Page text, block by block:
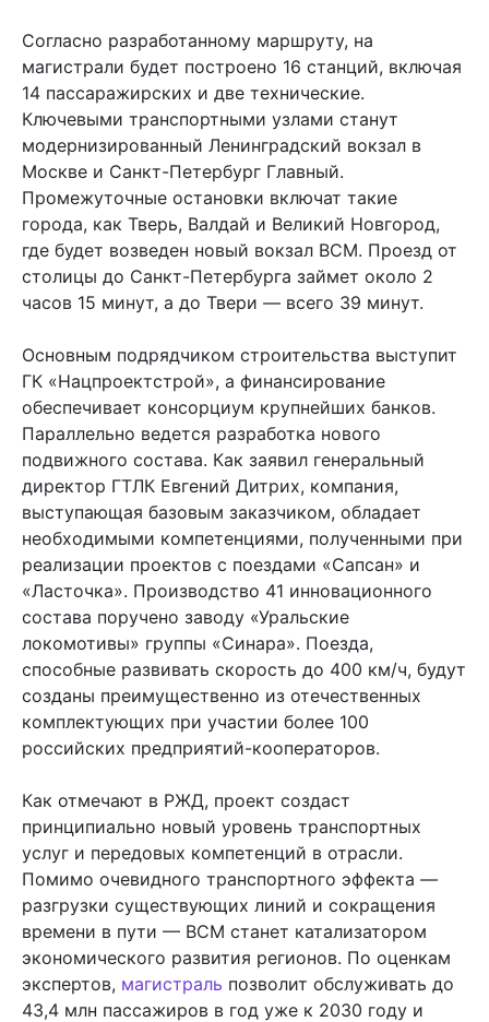
Согласно разработанному маршруту, на
магистрали будет построено 16 станций, включая
14 пассаражирских и две технические.
Ключевыми транспортными узлами станут
модернизированный Ленинградский вокзал в
Москве и Санкт-Петербург Главный.
Промежуточные остановки включат такие
города, как Тверь, Валдай и Великий Новгород,
где будет возведен новый вокзал ВСМ. Проезд от
столицы до Санкт-Петербурга займет около 2
часов 15 минут, а до Твери — всего 39 минут.
Основным подрядчиком строительства выступит
ГК «Нацпроектстрой», а финансирование
обеспечивает консорциум крупнейших банков.
Параллельно ведется разработка нового
подвижного состава. Как заявил генеральный
директор ГТЛК Евгений Дитрих, компания,
выступающая базовым заказчиком, обладает
необходимыми компетенциями, полученными при
реализации проектов с поездами «Сапсан» и
«Ласточка». Производство 41 инновационного
состава поручено заводу «Уральские
локомотивы» группы «Синара». Поезда,
способные развивать скорость до 400 км/ч, будут
созданы преимущественно из отечественных
комплектующих при участии более 100
российских предприятий-кооператоров.
Как отмечают в РЖД, проект создаст
принципиально новый уровень транспортных
услуг и передовых компетенций в отрасли.
Помимо очевидного транспортного эффекта —
разгрузки существующих линий и сокращения
времени в пути — ВСМ станет катализатором
экономического развития регионов. По оценкам
экспертов, магистраль позволит обслуживать до
43,4 млн пассажиров в год уже к 2030 году и